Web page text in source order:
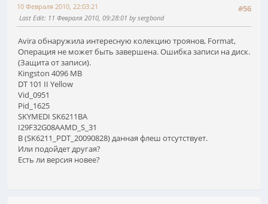
#56
10 Февраля 2010, 22:03:21
Last Edit: 11 Февраля 2010, 09:28:01 by sergbond
Avira обнаружила интересную колекцию троянов, Format,
Операция не может быть завершена. Ошибка записи на диск.
(Защита от записи).
Kingston 4096 MB
DT 101 II Yellow
Vid_0951
Pid_1625
SKYMEDI SK6211BA
I29F32G08AAMD_S_31
В (SK6211_PDT_20090828) данная флеш отсутствует.
Или подойдет другая?
Есть ли версия новее?